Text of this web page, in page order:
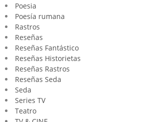
Poesia
Poesía rumana
Rastros
Reseñas
Reseñas Fantástico
Reseñas Historietas
Reseñas Rastros
Reseñas Seda
Seda
Series TV
Teatro